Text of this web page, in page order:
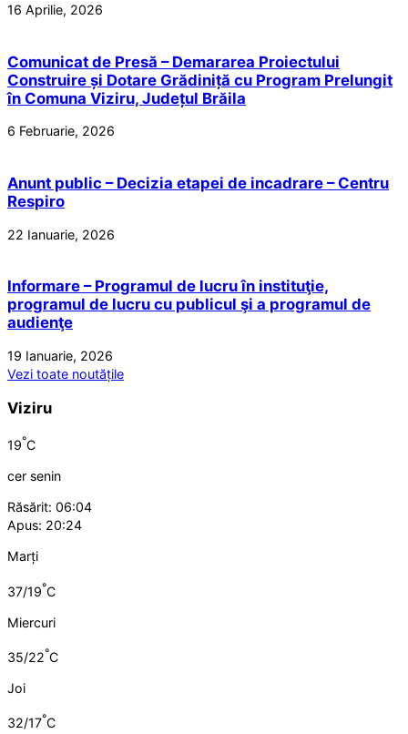
16 Aprilie, 2026
Comunicat de Presă – Demararea Proiectului
Construire și Dotare Grădiniță cu Program Prelungit
în Comuna Viziru, Județul Brăila
6 Februarie, 2026
Anunt public – Decizia etapei de incadrare – Centru
Respiro
22 Ianuarie, 2026
Informare – Programul de lucru în instituţie,
programul de lucru cu publicul şi a programul de
audienţe
19 Ianuarie, 2026
Vezi toate noutățile
Viziru
19°C
cer senin
Răsărit: 06:04
Apus: 20:24
Marți
37/19°C
Miercuri
35/22°C
Joi
32/17°C